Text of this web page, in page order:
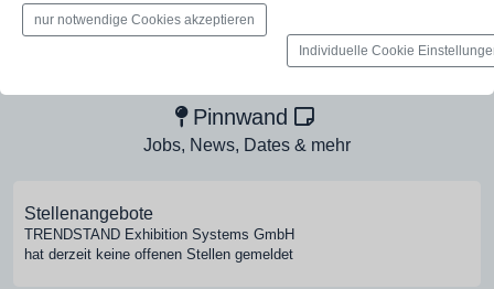
Medien-Galerie
Bilder, PDFs, Audio, Video
Pinnwand
Jobs, News, Dates & mehr
Stellenangebote
TRENDSTAND Exhibition Systems GmbH
hat derzeit keine offenen Stellen gemeldet
nur notwendige Cookies akzeptieren
Individuelle Cookie